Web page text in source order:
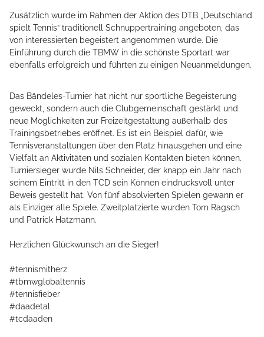
Zusätzlich wurde im Rahmen der Aktion des DTB „Deutschland
spielt Tennis“ traditionell Schnuppertraining angeboten, das
von interessierten begeistert angenommen wurde. Die
Einführung durch die TBMW in die schönste Sportart war
ebenfalls erfolgreich und führten zu einigen Neuanmeldungen.
Das Bändeles-Turnier hat nicht nur sportliche Begeisterung
geweckt, sondern auch die Clubgemeinschaft gestärkt und
neue Möglichkeiten zur Freizeitgestaltung außerhalb des
Trainingsbetriebes eröffnet. Es ist ein Beispiel dafür, wie
Tennisveranstaltungen über den Platz hinausgehen und eine
Vielfalt an Aktivitäten und sozialen Kontakten bieten können.
Turniersieger wurde Nils Schneider, der knapp ein Jahr nach
seinem Eintritt in den TCD sein Können eindrucksvoll unter
Beweis gestellt hat. Von fünf absolvierten Spielen gewann er
als Einziger alle Spiele. Zweitplatzierte wurden Tom Ragsch
und Patrick Hatzmann.
Herzlichen Glückwunsch an die Sieger!
#tennismitherz
#tbmwglobaltennis
#tennisfieber
#daadetal
#tcdaaden